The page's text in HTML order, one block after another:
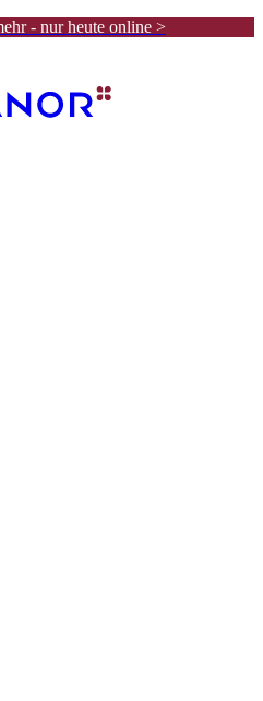
- nur heute online >